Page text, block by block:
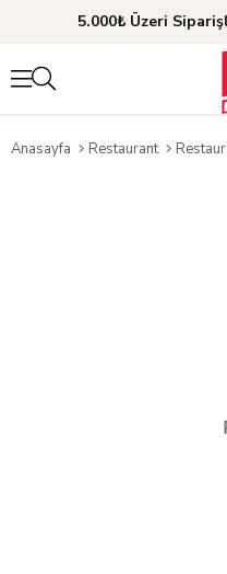
5.000₺ Üzeri
Anasayfa Restaurant